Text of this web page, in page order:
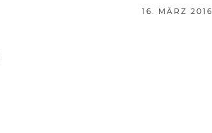
16. MÄRZ 2016